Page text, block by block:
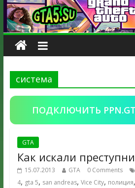
система
ПОДКЛЮЧИТЬ
GTA
Как искали
15.07.2013 GTA 0 Comments
4, gta 5, san andreas, Vice City, полиция,